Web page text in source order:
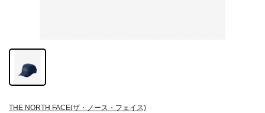
THE NORTH FACE(ザ・ノース・フェイス)